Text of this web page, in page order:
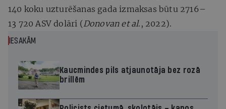
140 koku uzturēšanas gada izmaksas būtu 2716–
13 720 ASV dolāri (Donovan et al., 2022).
IESAKĀM
Kaucmindes pils atjaunotāja bez rozā
brillēm